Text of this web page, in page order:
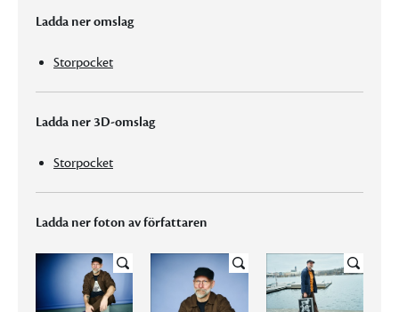
Ladda ner omslag
Storpocket
Ladda ner 3D-omslag
Storpocket
Ladda ner foton av författaren